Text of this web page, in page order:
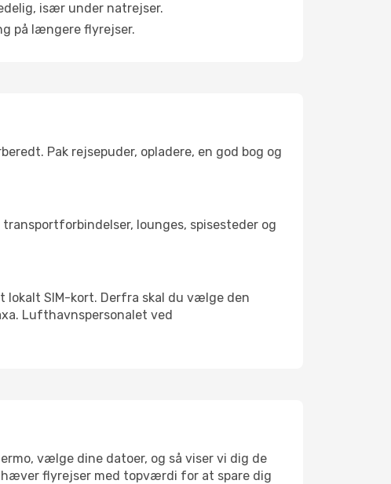
især under natrejser.
på længere flyrejser.
Pak rejsepuder, opladere, en god bog og
lounges, spisesteder og
lokalt SIM-kort. Derfra skal du vælge den
Lufthavnspersonalet ved
vælge dine datoer, og så viser vi dig de
flyrejser med topværdi for at spare dig